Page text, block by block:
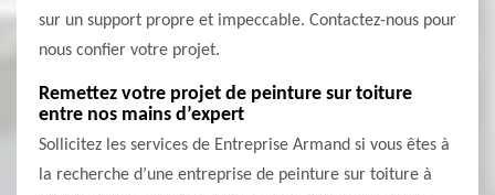
sur un support propre et impeccable. Contactez-nous pour
nous confier votre projet.
Remettez votre projet de peinture sur toiture
entre nos mains d’expert
Sollicitez les services de Entreprise Armand si vous êtes à
la recherche d’une entreprise de peinture sur toiture à